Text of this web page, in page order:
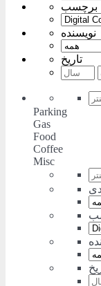
برچسب
نویسنده
تاریخ
Parking
Gas
Food
Coffee
Misc